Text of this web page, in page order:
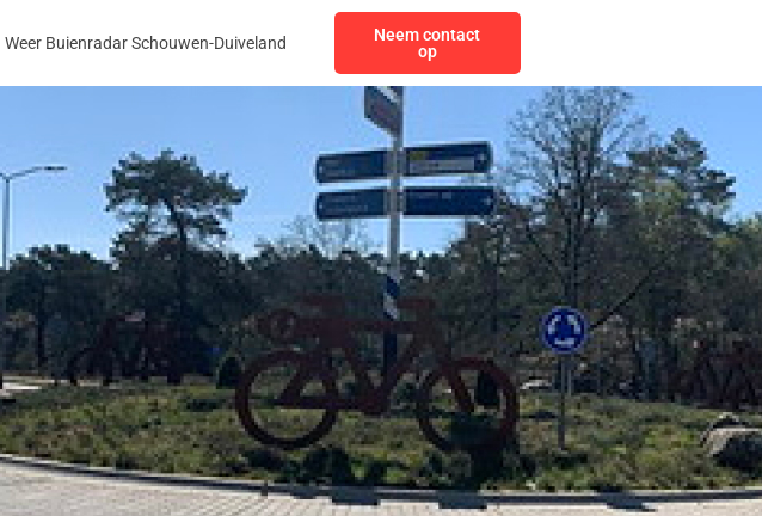
Weer Buienradar Schouwen-Duiveland
Neem contact
op